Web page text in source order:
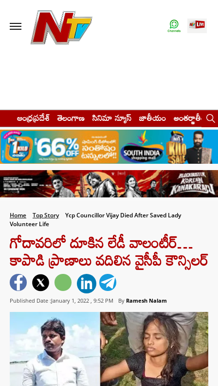
ఆంధ్రప్రదేశ్ తెలంగాణ సినిమా న్యూస్ జాతీయం అంతర్జాతీయం
Home Top Story
Ycp Councillor Vijay Died After Saved Lady
Volunteer Life
గోదావరిలో దూకిన లేడీ వాలంటీర్…
కాపాడి ప్రాణాలు వదిలిన వైసీపీ కౌన్సిలర్
Published Date :January 1, 2022 , 9:52 PM By Ramesh Nalam